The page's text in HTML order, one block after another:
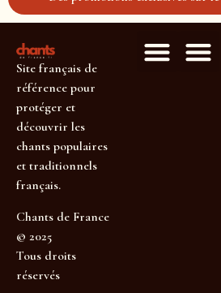
Site français de
référence pour
protéger et
découvrir les
chants populaires
et traditionnels
français.
Chants de France
© 2025
Tous droits
réservés